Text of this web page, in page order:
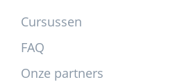
Cursussen
FAQ
Onze partners